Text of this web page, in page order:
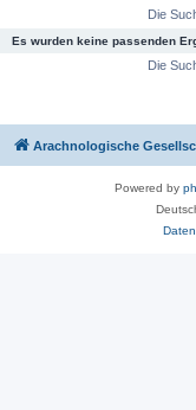
Die
Es wurden keine passenden
Die
Arachnologische
Powered by